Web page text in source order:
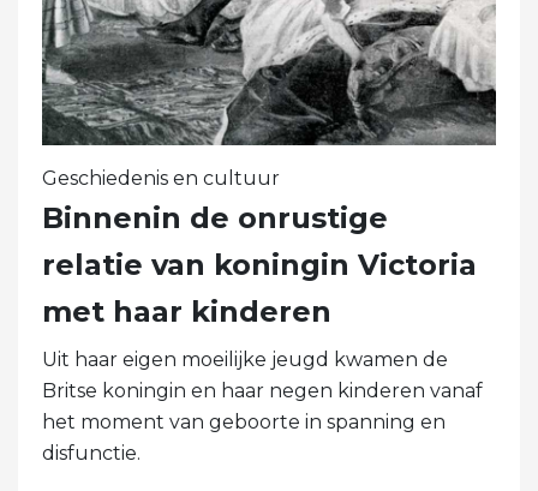
Geschiedenis en cultuur
Binnenin de onrustige
relatie van koningin Victoria
met haar kinderen
Uit haar eigen moeilijke jeugd kwamen de
Britse koningin en haar negen kinderen vanaf
het moment van geboorte in spanning en
disfunctie.